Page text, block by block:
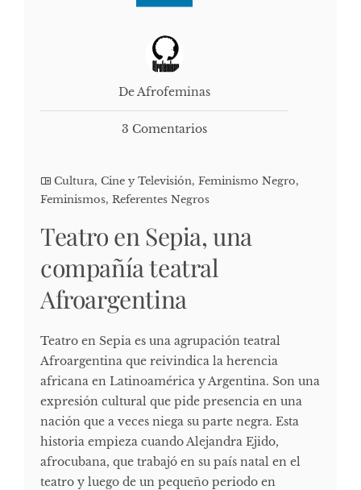
De Afrofeminas
3 Comentarios
Cultura, Cine y Televisión, Feminismo Negro,
Feminismos, Referentes Negros
Teatro en Sepia, una
compañía teatral
Afroargentina
Teatro en Sepia es una agrupación teatral
Afroargentina que reivindica la herencia
africana en Latinoamérica y Argentina. Son una
expresión cultural que pide presencia en una
nación que a veces niega su parte negra. Esta
historia empieza cuando Alejandra Ejido,
afrocubana, que trabajó en su país natal en el
teatro y luego de un pequeño periodo en